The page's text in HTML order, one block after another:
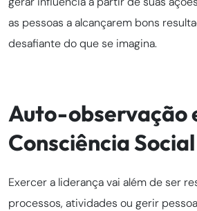
as pessoas a alcançarem bons
desafiante do que se imagina.
Auto-observação
Consciência Social
Exercer a liderança vai além de ser
processos, atividades ou gerir